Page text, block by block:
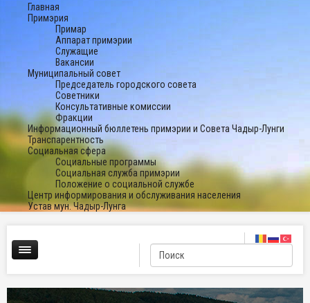
Главная
Примэрия
Примар
Аппарат примэрии
Служащие
Вакансии
Муниципальный совет
Председатель городского совета
Советники
Консультативные комиссии
Фракции
Информационный бюллетень примэрии и Совета Чадыр-Лунги
Транспарентность
Социальная сфера
Социальные программы
Социальная служба примэрии
Положение о социальной службе
Центр информирования и обслуживания населения
Устав мун. Чадыр-Лунга